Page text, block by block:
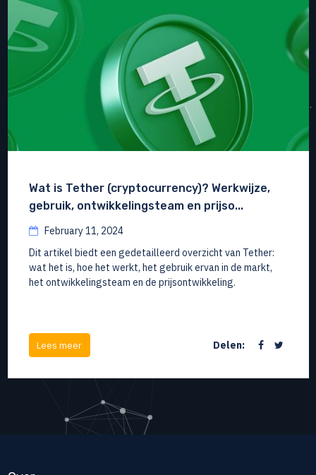
Wat is Tether (cryptocurrency)? Werkwijze,
gebruik, ontwikkelingsteam en prijso...
February 11, 2024
Dit artikel biedt een gedetailleerd overzicht van Tether:
wat het is, hoe het werkt, het gebruik ervan in de markt,
het ontwikkelingsteam en de prijsontwikkeling.
Lees meer Delen: